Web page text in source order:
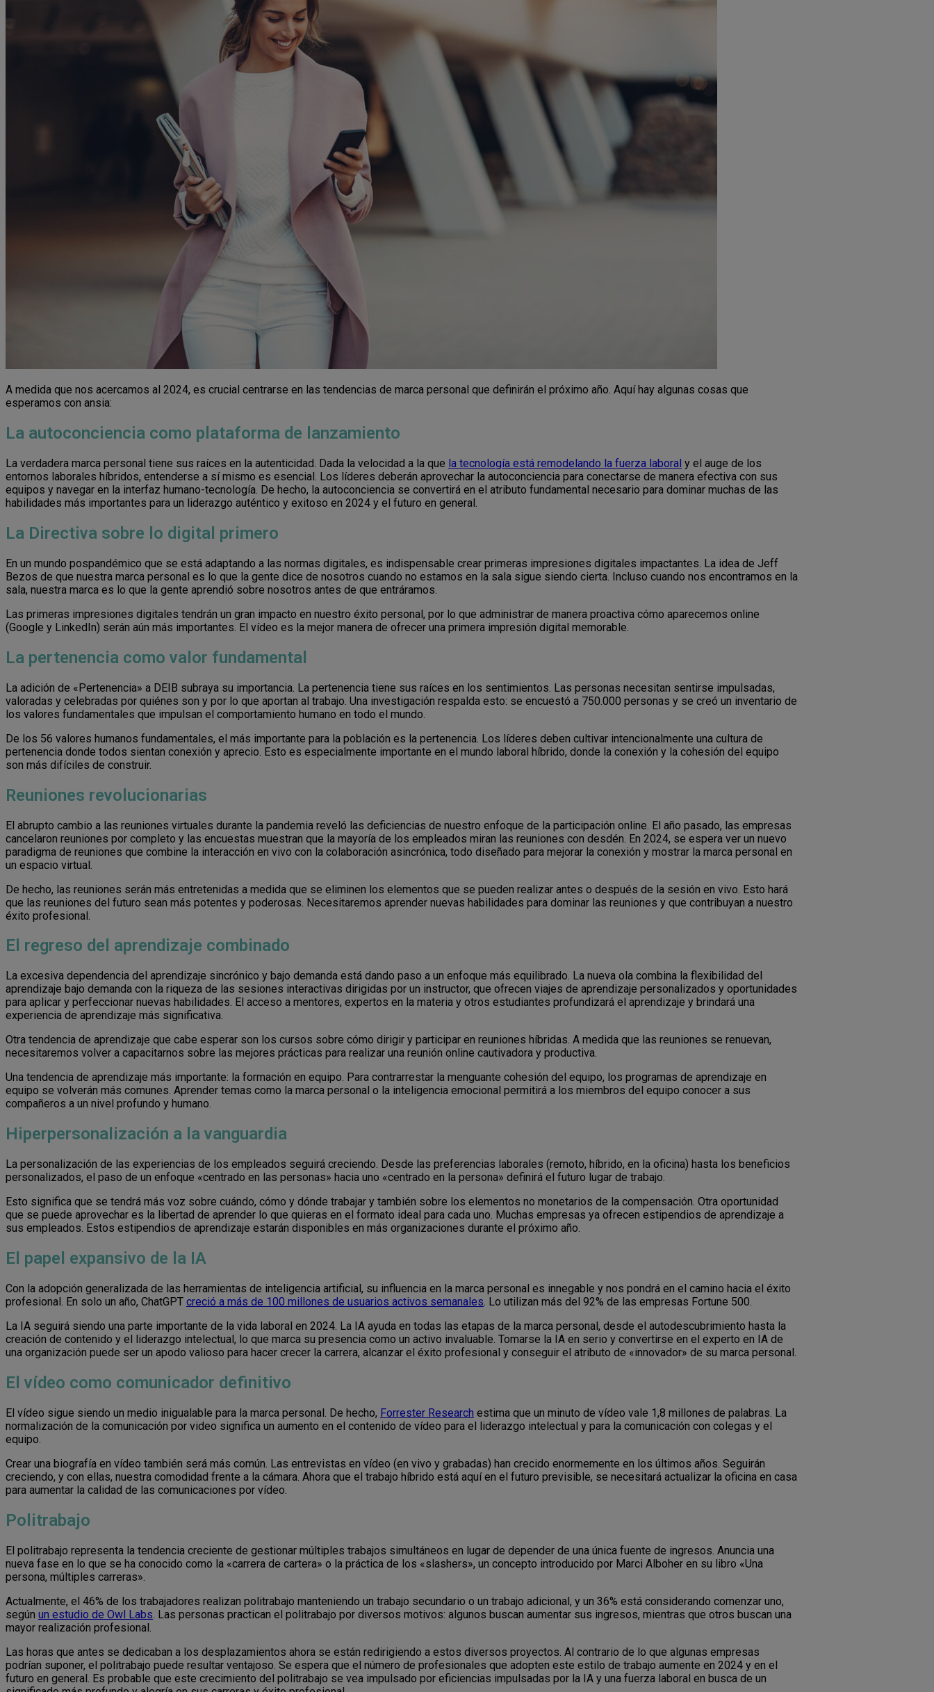
A medida que nos acercamos al 2024, es crucial centrarse en las tendencias de marca personal que definirán el próximo año. Aquí hay algunas cosas que
esperamos con ansia:
La autoconciencia como plataforma de lanzamiento
La verdadera marca personal tiene sus raíces en la autenticidad. Dada la velocidad a la que la tecnología está remodelando la fuerza laboral y el auge de los
entornos laborales híbridos, entenderse a sí mismo es esencial. Los líderes deberán aprovechar la autoconciencia para conectarse de manera efectiva con sus
equipos y navegar en la interfaz humano-tecnología. De hecho, la autoconciencia se convertirá en el atributo fundamental necesario para dominar muchas de las
habilidades más importantes para un liderazgo auténtico y exitoso en 2024 y el futuro en general.
La Directiva sobre lo digital primero
En un mundo pospandémico que se está adaptando a las normas digitales, es indispensable crear primeras impresiones digitales impactantes. La idea de Jeff
Bezos de que nuestra marca personal es lo que la gente dice de nosotros cuando no estamos en la sala sigue siendo cierta. Incluso cuando nos encontramos en la
sala, nuestra marca es lo que la gente aprendió sobre nosotros antes de que entráramos.
Las primeras impresiones digitales tendrán un gran impacto en nuestro éxito personal, por lo que administrar de manera proactiva cómo aparecemos online
(Google y LinkedIn) serán aún más importantes. El vídeo es la mejor manera de ofrecer una primera impresión digital memorable.
La pertenencia como valor fundamental
La adición de «Pertenencia» a DEIB subraya su importancia. La pertenencia tiene sus raíces en los sentimientos. Las personas necesitan sentirse impulsadas,
valoradas y celebradas por quiénes son y por lo que aportan al trabajo. Una investigación respalda esto: se encuestó a 750.000 personas y se creó un inventario de
los valores fundamentales que impulsan el comportamiento humano en todo el mundo.
De los 56 valores humanos fundamentales, el más importante para la población es la pertenencia. Los líderes deben cultivar intencionalmente una cultura de
pertenencia donde todos sientan conexión y aprecio. Esto es especialmente importante en el mundo laboral híbrido, donde la conexión y la cohesión del equipo
son más difíciles de construir.
Reuniones revolucionarias
El abrupto cambio a las reuniones virtuales durante la pandemia reveló las deficiencias de nuestro enfoque de la participación online. El año pasado, las empresas
cancelaron reuniones por completo y las encuestas muestran que la mayoría de los empleados miran las reuniones con desdén. En 2024, se espera ver un nuevo
paradigma de reuniones que combine la interacción en vivo con la colaboración asincrónica, todo diseñado para mejorar la conexión y mostrar la marca personal en
un espacio virtual.
De hecho, las reuniones serán más entretenidas a medida que se eliminen los elementos que se pueden realizar antes o después de la sesión en vivo. Esto hará
que las reuniones del futuro sean más potentes y poderosas. Necesitaremos aprender nuevas habilidades para dominar las reuniones y que contribuyan a nuestro
éxito profesional.
El regreso del aprendizaje combinado
La excesiva dependencia del aprendizaje sincrónico y bajo demanda está dando paso a un enfoque más equilibrado. La nueva ola combina la flexibilidad del
aprendizaje bajo demanda con la riqueza de las sesiones interactivas dirigidas por un instructor, que ofrecen viajes de aprendizaje personalizados y oportunidades
para aplicar y perfeccionar nuevas habilidades. El acceso a mentores, expertos en la materia y otros estudiantes profundizará el aprendizaje y brindará una
experiencia de aprendizaje más significativa.
Otra tendencia de aprendizaje que cabe esperar son los cursos sobre cómo dirigir y participar en reuniones híbridas. A medida que las reuniones se renuevan,
necesitaremos volver a capacitarnos sobre las mejores prácticas para realizar una reunión online cautivadora y productiva.
Una tendencia de aprendizaje más importante: la formación en equipo. Para contrarrestar la menguante cohesión del equipo, los programas de aprendizaje en
equipo se volverán más comunes. Aprender temas como la marca personal o la inteligencia emocional permitirá a los miembros del equipo conocer a sus
compañeros a un nivel profundo y humano.
Hiperpersonalización a la vanguardia
La personalización de las experiencias de los empleados seguirá creciendo. Desde las preferencias laborales (remoto, híbrido, en la oficina) hasta los beneficios
personalizados, el paso de un enfoque «centrado en las personas» hacia uno «centrado en la persona» definirá el futuro lugar de trabajo.
Esto significa que se tendrá más voz sobre cuándo, cómo y dónde trabajar y también sobre los elementos no monetarios de la compensación. Otra oportunidad
que se puede aprovechar es la libertad de aprender lo que quieras en el formato ideal para cada uno. Muchas empresas ya ofrecen estipendios de aprendizaje a
sus empleados. Estos estipendios de aprendizaje estarán disponibles en más organizaciones durante el próximo año.
El papel expansivo de la IA
Con la adopción generalizada de las herramientas de inteligencia artificial, su influencia en la marca personal es innegable y nos pondrá en el camino hacia el éxito
profesional. En solo un año, ChatGPT creció a más de 100 millones de usuarios activos semanales. Lo utilizan más del 92% de las empresas Fortune 500.
La IA seguirá siendo una parte importante de la vida laboral en 2024. La IA ayuda en todas las etapas de la marca personal, desde el autodescubrimiento hasta la
creación de contenido y el liderazgo intelectual, lo que marca su presencia como un activo invaluable. Tomarse la IA en serio y convertirse en el experto en IA de
una organización puede ser un apodo valioso para hacer crecer la carrera, alcanzar el éxito profesional y conseguir el atributo de «innovador» de su marca personal.
El vídeo como comunicador definitivo
El vídeo sigue siendo un medio inigualable para la marca personal. De hecho, Forrester Research estima que un minuto de vídeo vale 1,8 millones de palabras. La
normalización de la comunicación por video significa un aumento en el contenido de vídeo para el liderazgo intelectual y para la comunicación con colegas y el
equipo.
Crear una biografía en vídeo también será más común. Las entrevistas en vídeo (en vivo y grabadas) han crecido enormemente en los últimos años. Seguirán
creciendo, y con ellas, nuestra comodidad frente a la cámara. Ahora que el trabajo híbrido está aquí en el futuro previsible, se necesitará actualizar la oficina en casa
para aumentar la calidad de las comunicaciones por vídeo.
Politrabajo
El politrabajo representa la tendencia creciente de gestionar múltiples trabajos simultáneos en lugar de depender de una única fuente de ingresos. Anuncia una
nueva fase en lo que se ha conocido como la «carrera de cartera» o la práctica de los «slashers», un concepto introducido por Marci Alboher en su libro «Una
persona, múltiples carreras».
Actualmente, el 46% de los trabajadores realizan politrabajo manteniendo un trabajo secundario o un trabajo adicional, y un 36% está considerando comenzar uno,
según un estudio de Owl Labs . Las personas practican el politrabajo por diversos motivos: algunos buscan aumentar sus ingresos, mientras que otros buscan una
mayor realización profesional.
Las horas que antes se dedicaban a los desplazamientos ahora se están redirigiendo a estos diversos proyectos. Al contrario de lo que algunas empresas
podrían suponer, el politrabajo puede resultar ventajoso. Se espera que el número de profesionales que adopten este estilo de trabajo aumente en 2024 y en el
futuro en general. Es probable que este crecimiento del politrabajo se vea impulsado por eficiencias impulsadas por la IA y una fuerza laboral en busca de un